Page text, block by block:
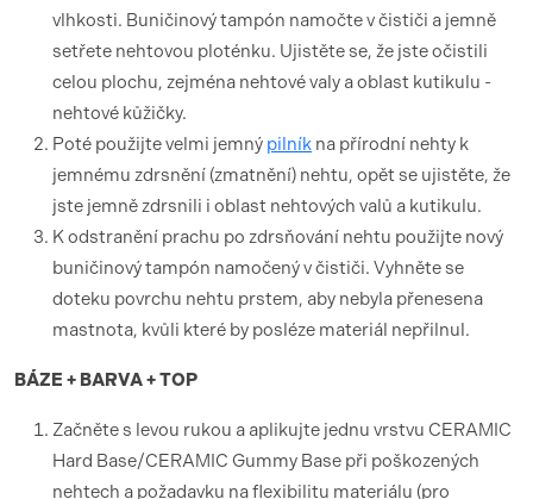
vlhkosti. Buničinový tampón namočte v čističi a jemně
setřete nehtovou ploténku. Ujistěte se, že jste očistili
celou plochu, zejména nehtové valy a oblast kutikulu -
nehtové kůžičky.
Poté použijte velmi jemný pilník na přírodní nehty k
jemnému zdrsnění (zmatnění) nehtu, opět se ujistěte, že
jste jemně zdrsnili i oblast nehtových valů a kutikulu.
K odstranění prachu po zdrsňování nehtu použijte nový
buničinový tampón namočený v čističi. Vyhněte se
doteku povrchu nehtu prstem, aby nebyla přenesena
mastnota, kvůli které by posléze materiál nepřilnul.
BÁZE + BARVA + TOP
Začněte s levou rukou a aplikujte jednu vrstvu CERAMIC
Hard Base/CERAMIC Gummy Base při poškozených
nehtech a požadavku na flexibilitu materiálu (pro